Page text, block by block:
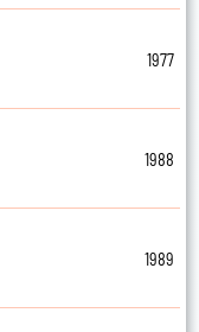
1977
1988
1989